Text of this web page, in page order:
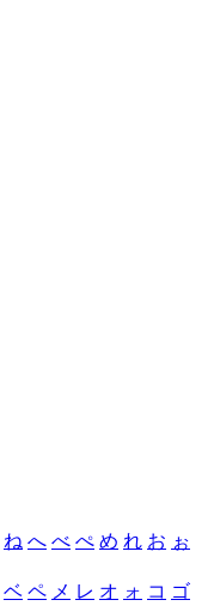
ね へ べ ぺ め れ お ぉ
ベ ペ メ レ オ ォ コ ゴ